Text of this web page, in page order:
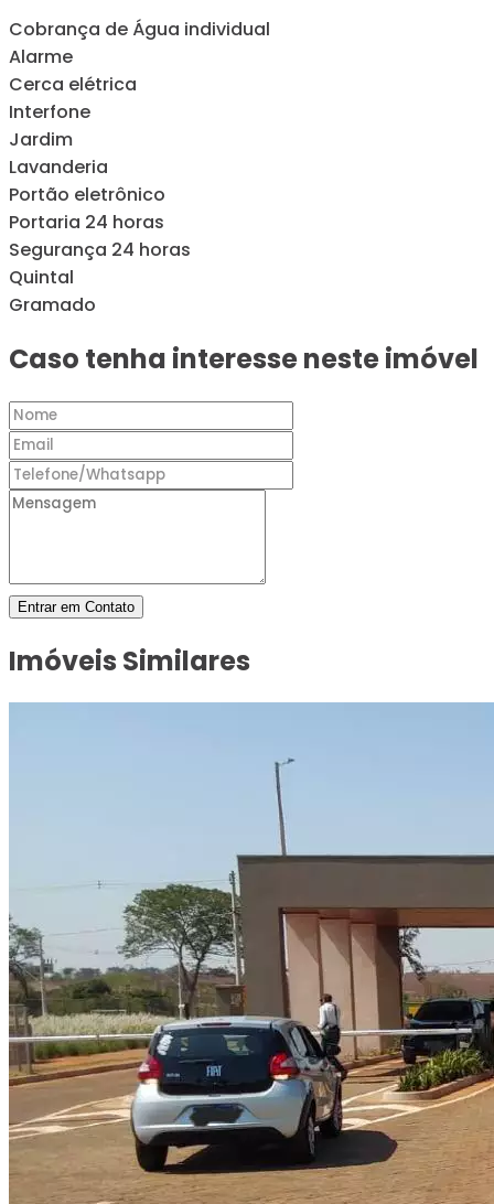
Cobrança de Água individual
Alarme
Cerca elétrica
Interfone
Jardim
Lavanderia
Portão eletrônico
Portaria 24 horas
Segurança 24 horas
Quintal
Gramado
Caso tenha interesse neste imóvel
Entrar em Contato
Imóveis Similares